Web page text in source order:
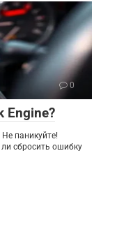
0
Engine?
паникуйте!
сбросить ошибку